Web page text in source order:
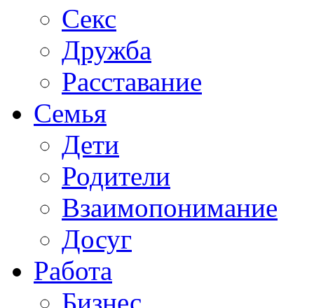
Секс
Дружба
Расставание
Семья
Дети
Родители
Взаимопонимание
Досуг
Работа
Бизнес